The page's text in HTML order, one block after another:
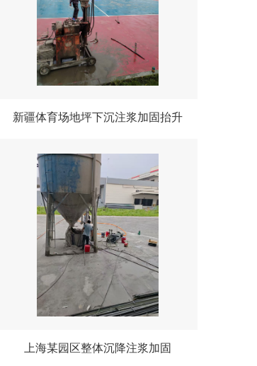
新疆体育场地坪下沉注浆加固抬升
上海某园区整体沉降注浆加固